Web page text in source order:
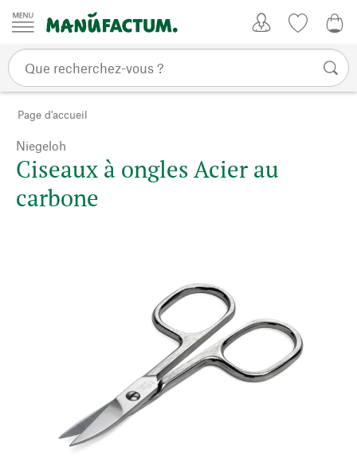
Passer au contenu
Page d'accueil
Niegeloh
Ciseaux à ongles Acier au
carbone